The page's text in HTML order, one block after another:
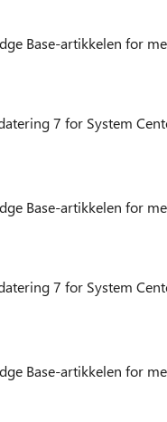
Base-artikkelen for
7 for System
Base-artikkelen for
7 for System
Base-artikkelen for